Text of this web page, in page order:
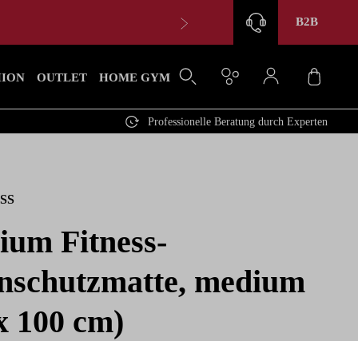
B2B
OUTLET HOME GYM
Professionelle Beratung durch Experten
Fitness-
medium
100 cm)